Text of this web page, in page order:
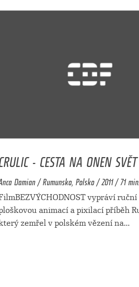
- CESTA NA ONEN SVĚT
Damian / Rumunsko, Polsko / 2011 / 71
vypráví
animací a pixilací příběh
zemřel v polském vězení na...